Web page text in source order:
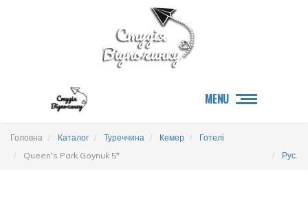
MENU
Головна Каталог Туреччина Кемер
Готелі
Queen's Park Goynuk 5*
Рус.